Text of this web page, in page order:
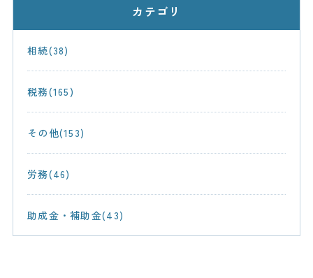
カテゴリ
相続(38)
税務(165)
その他(153)
労務(46)
助成金・補助金(43)